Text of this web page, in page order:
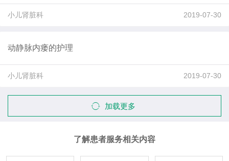
小儿肾脏科 2019-07-30
动静脉内瘘的护理
小儿肾脏科 2019-07-30
加载更多
了解患者服务相关内容